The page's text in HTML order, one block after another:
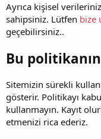
Ayrıca kişisel
sahipsiniz. Lütfen bize
geçebilirsiniz..
Bu
Sitemizin sürekli
gösterir. Politikayı
kullanmayın. Kayıt
etmenizi rica ederiz.